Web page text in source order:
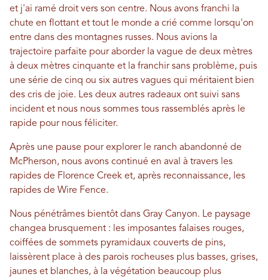
et j'ai ramé droit vers son centre. Nous avons franchi la
chute en flottant et tout le monde a crié comme lorsqu'on
entre dans des montagnes russes. Nous avions la
trajectoire parfaite pour aborder la vague de deux mètres
à deux mètres cinquante et la franchir sans problème, puis
une série de cinq ou six autres vagues qui méritaient bien
des cris de joie. Les deux autres radeaux ont suivi sans
incident et nous nous sommes tous rassemblés après le
rapide pour nous féliciter.
Après une pause pour explorer le ranch abandonné de
McPherson, nous avons continué en aval à travers les
rapides de Florence Creek et, après reconnaissance, les
rapides de Wire Fence.
Nous pénétrâmes bientôt dans Gray Canyon. Le paysage
changea brusquement : les imposantes falaises rouges,
coiffées de sommets pyramidaux couverts de pins,
laissèrent place à des parois rocheuses plus basses, grises,
jaunes et blanches, à la végétation beaucoup plus